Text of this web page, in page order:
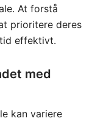
At forstå
prioritere deres
effektivt.
med
kan variere